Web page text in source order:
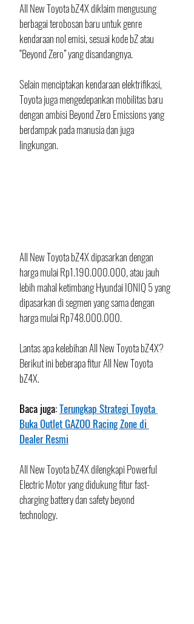
All New Toyota bZ4X diklaim mengusung
berbagai terobosan baru untuk genre
kendaraan nol emisi, sesuai kode bZ atau
“Beyond Zero” yang disandangnya.
Selain menciptakan kendaraan elektrifikasi,
Toyota juga mengedepankan mobilitas baru
dengan ambisi Beyond Zero Emissions yang
berdampak pada manusia dan juga
lingkungan.
All New Toyota bZ4X dipasarkan dengan
harga mulai Rp1.190.000.000, atau jauh
lebih mahal ketimbang Hyundai IONIQ 5 yang
dipasarkan di segmen yang sama dengan
harga mulai Rp748.000.000.
Lantas apa kelebihan All New Toyota bZ4X?
Berikut ini beberapa fitur All New Toyota
bZ4X.
Baca juga: Terungkap Strategi Toyota
Buka Outlet GAZOO Racing Zone di
Dealer Resmi
All New Toyota bZ4X dilengkapi Powerful
Electric Motor yang didukung fitur fast-
charging battery dan safety beyond
technology.